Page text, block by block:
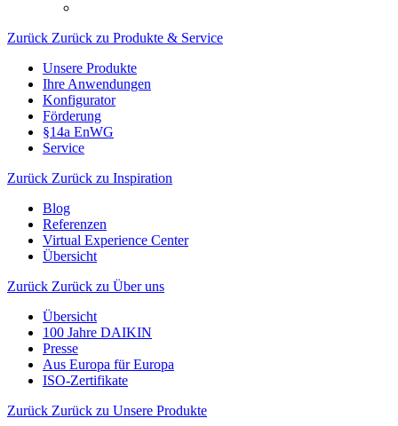
Zurück Zurück zu Produkte & Service
Unsere Produkte
Ihre Anwendungen
Konfigurator
Förderung
§14a EnWG
Service
Zurück Zurück zu Inspiration
Blog
Referenzen
Virtual Experience Center
Übersicht
Zurück Zurück zu Über uns
Übersicht
100 Jahre DAIKIN
Presse
Aus Europa für Europa
ISO-Zertifikate
Zurück Zurück zu Unsere Produkte